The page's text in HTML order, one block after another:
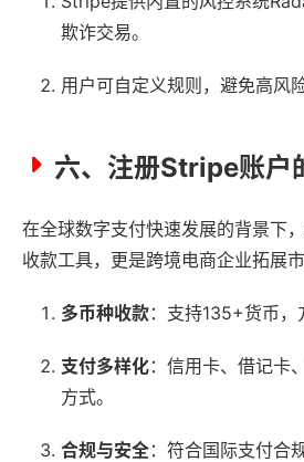
欺诈交易。
用户可自定义规则，避免高风
六、注册Stripe账户
在全球数字支付快速发展的背景下
收款工具，更是跨境电商企业拓展
多币种收款：支持135+货币，
支付多样化：信用卡、借记卡
方式。
合规与安全：符合国际支付合